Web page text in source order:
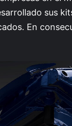
sus
En